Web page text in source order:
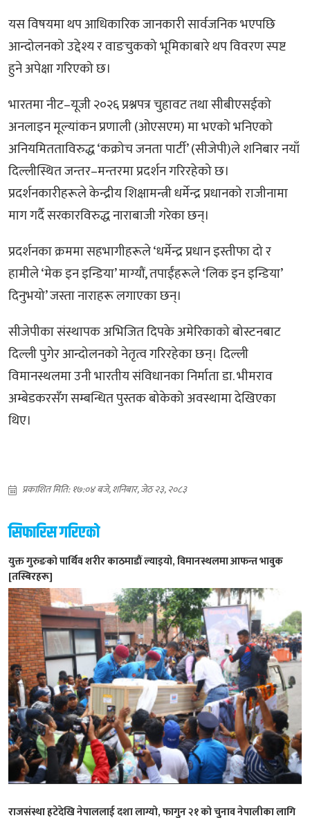
यस विषयमा थप आधिकारिक जानकारी सार्वजनिक भएपछि
आन्दोलनको उद्देश्य र वाङचुकको भूमिकाबारे थप विवरण स्पष्ट
हुने अपेक्षा गरिएको छ।
भारतमा नीट–यूजी २०२६ प्रश्नपत्र चुहावट तथा सीबीएसईको
अनलाइन मूल्यांकन प्रणाली (ओएसएम) मा भएको भनिएको
अनियमितताविरुद्ध ‘कक्रोच जनता पार्टी’ (सीजेपी)ले शनिबार नयाँ
दिल्लीस्थित जन्तर–मन्तरमा प्रदर्शन गरिरहेको छ।
प्रदर्शनकारीहरूले केन्द्रीय शिक्षामन्त्री धर्मेन्द्र प्रधानको राजीनामा
माग गर्दै सरकारविरुद्ध नाराबाजी गरेका छन्।
प्रदर्शनका क्रममा सहभागीहरूले ‘धर्मेन्द्र प्रधान इस्तीफा दो र
हामीले ‘मेक इन इन्डिया’ माग्यौं, तपाईंहरूले ‘लिक इन इन्डिया’
दिनुभयो’ जस्ता नाराहरू लगाएका छन्।
सीजेपीका संस्थापक अभिजित दिपके अमेरिकाको बोस्टनबाट
दिल्ली पुगेर आन्दोलनको नेतृत्व गरिरहेका छन्। दिल्ली
विमानस्थलमा उनी भारतीय संविधानका निर्माता डा. भीमराव
अम्बेडकरसँग सम्बन्धित पुस्तक बोकेको अवस्थामा देखिएका
थिए।
प्रकाशित मिति: १७:०४ बजे, शनिबार, जेठ २३, २०८३
सिफारिस गरिएको
युक्त गुरुङको पार्थिव शरीर काठमाडौं ल्याइयो, विमानस्थलमा आफन्त भावुक
[तस्बिरहरू]
राजसंस्था हटेदेखि नेपाललाई दशा लाग्यो, फागुन २१ को चुनाव नेपालीका लागि